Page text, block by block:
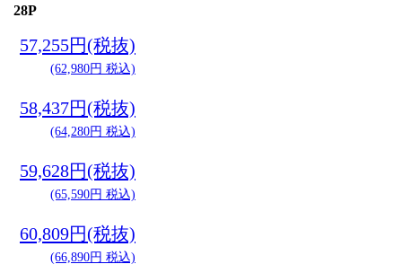
28P
57,255円(税抜)
(62,980円 税込)
58,437円(税抜)
(64,280円 税込)
59,628円(税抜)
(65,590円 税込)
60,809円(税抜)
(66,890円 税込)